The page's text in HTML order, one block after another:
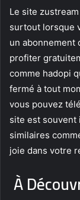
Le site
surtout lorsque
un abonnement
profiter
comme hadopi
fermé à tout
vous pouvez
site est souvent
similaires
joie dans votre
À